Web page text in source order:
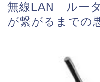
無線LAN ルー
が繋がるまでの